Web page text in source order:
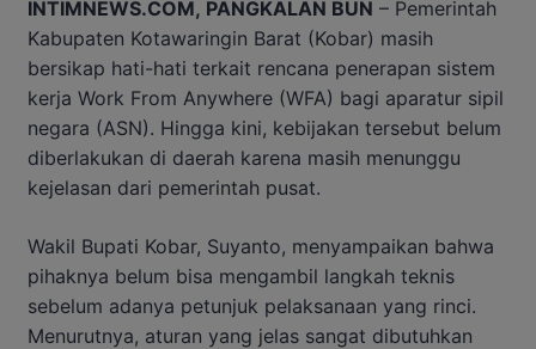
INTIMNEWS.COM, PANGKALAN BUN – Pemerintah
Kabupaten Kotawaringin Barat (Kobar) masih
bersikap hati-hati terkait rencana penerapan sistem
kerja Work From Anywhere (WFA) bagi aparatur sipil
negara (ASN). Hingga kini, kebijakan tersebut belum
diberlakukan di daerah karena masih menunggu
kejelasan dari pemerintah pusat.
Wakil Bupati Kobar, Suyanto, menyampaikan bahwa
pihaknya belum bisa mengambil langkah teknis
sebelum adanya petunjuk pelaksanaan yang rinci.
Menurutnya, aturan yang jelas sangat dibutuhkan